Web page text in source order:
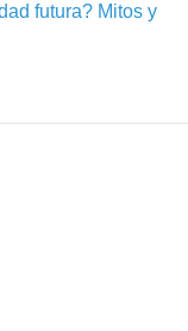
futura? Mitos y